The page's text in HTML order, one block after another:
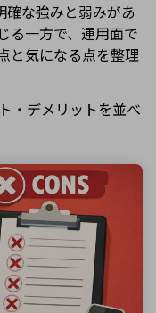
確な強みと弱みがあ
る一方で、運用面で
と気になる点を整理
・デメリットを並べ